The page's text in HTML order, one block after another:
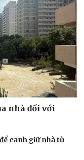
nhà đối với
canh giữ nhà tù